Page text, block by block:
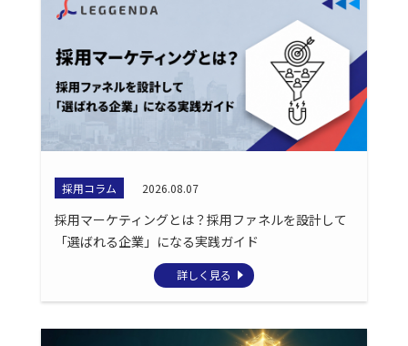
採用コラム 2026.08.07
採用マーケティングとは？採用ファネルを設計して
「選ばれる企業」になる実践ガイド
詳しく見る